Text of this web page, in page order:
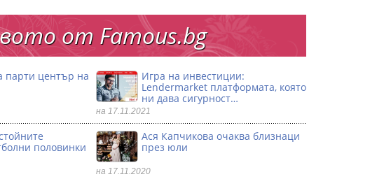
от Famous.bg
парти център на
Игра на инвестиции:
Lendermarket платформата, която
ни дава сигурност…
на 17.11.2021
половинки
Ася Капчикова очаква близнаци
през юли
на 17.11.2020